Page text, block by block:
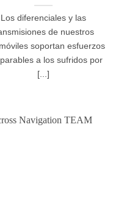
Los diferenciales y las
de nuestros
soportan esfuerzos
a los sufridos por
[...]